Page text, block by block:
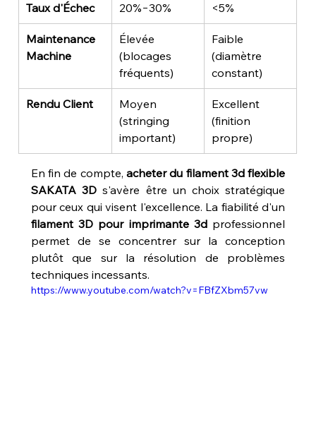
Taux d'Échec 20%−30% <5%
Maintenance
Machine
Élevée
(blocages
fréquents)
Faible
(diamètre
constant)
Rendu Client
Moyen
(stringing
important)
Excellent
(finition
propre)
En fin de compte, acheter du filament 3d flexible
SAKATA 3D s'avère être un choix stratégique
filament 3D pour imprimante 3d professionnel
permet de se concentrer sur la conception
plutôt que sur la résolution de problèmes
techniques incessants.
https://www.youtube.com/watch?v=FBfZXbm57vw